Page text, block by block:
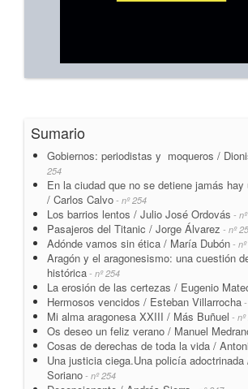
Sumario
Gobiernos: periodistas y moqueros /
254
En la ciudad que no se detiene jamás hay
/ Carlos Calvo - nº 254
Los barrios lentos / Julio José Ordovás -
Pasajeros del Titanic / Jorge Álvarez - nº
Adónde vamos sin ética / María Dubón -
Aragón y el aragonesismo: una cuestión
histórica - nº 254
La erosión de las certezas / Eugenio
Hermosos vencidos / Esteban Villarrocha
Mi alma aragonesa XXIII / Más Buñuel -
Os deseo un feliz verano / Manuel
Cosas de derechas de toda la vida /
Una justicia ciega.Una policía adoctrinada
Soriano - nº 254